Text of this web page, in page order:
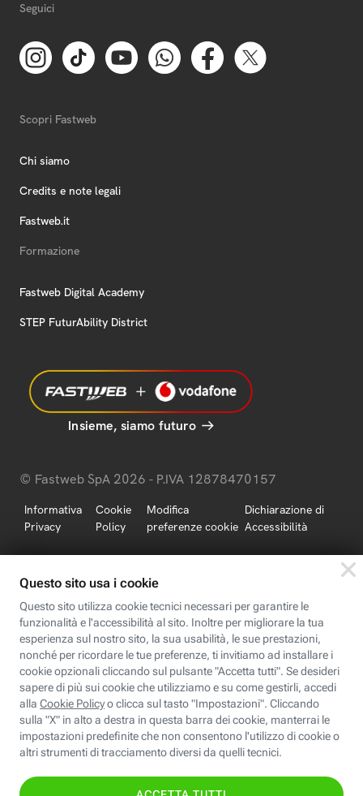
Seguici
Scopri Fastweb
Chi siamo
Credits e note legali
Fastweb.it
Formazione
Fastweb Digital Academy
STEP FuturAbility District
Insieme, siamo futuro
© Fastweb SpA 2026 - P.IVA 12878470157
Informativa
Privacy
Cookie
Policy
Modifica
preferenze cookie
Dichiarazione di
Accessibilità